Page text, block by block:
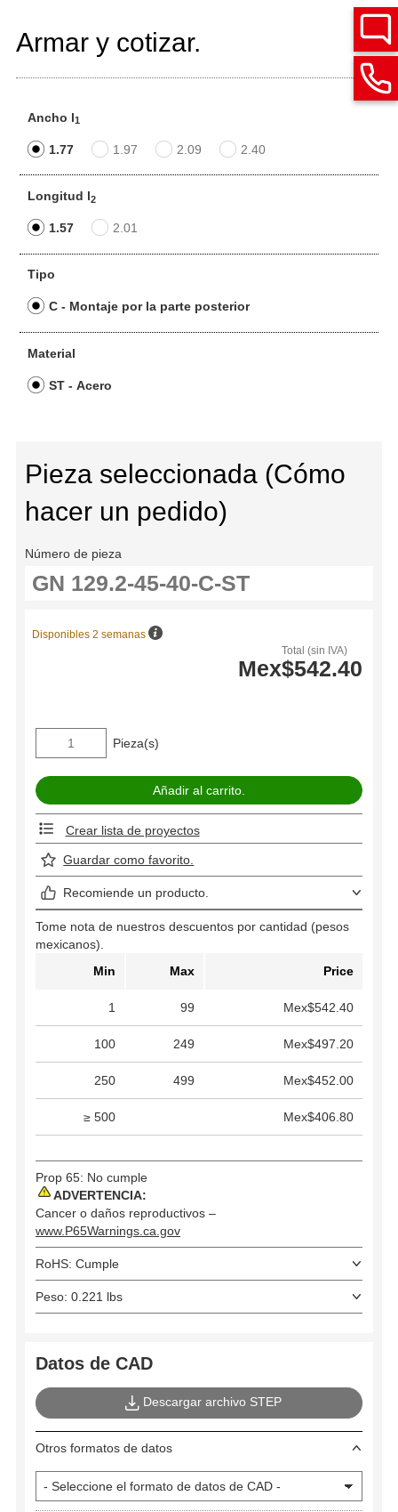
Armar y cotizar.
Ancho l1
1.77 1.97 2.09 2.40
Longitud l2
1.57 2.01
Tipo
C - Montaje por la parte posterior
Material
ST - Acero
Pieza seleccionada (Cómo
hacer un pedido)
Número de pieza
Total (sin IVA)
Mex$542.40
Disponibles 2 semanas
Pieza(s)
Crear lista de proyectos
Guardar como favorito.
Recomiende un producto.
Tome nota de nuestros descuentos por cantidad (pesos
mexicanos).
Min
Max Price
1 99 Mex$542.40
100 249 Mex$497.20
250 499 Mex$452.00
≥ 500 Mex$406.80
Prop 65: No cumple
ADVERTENCIA:
Cancer o daños reproductivos –
www.P65Warnings.ca.gov
RoHS: Cumple
Peso: 0.221 lbs
Datos de CAD
Descargar archivo STEP
Otros formatos de datos